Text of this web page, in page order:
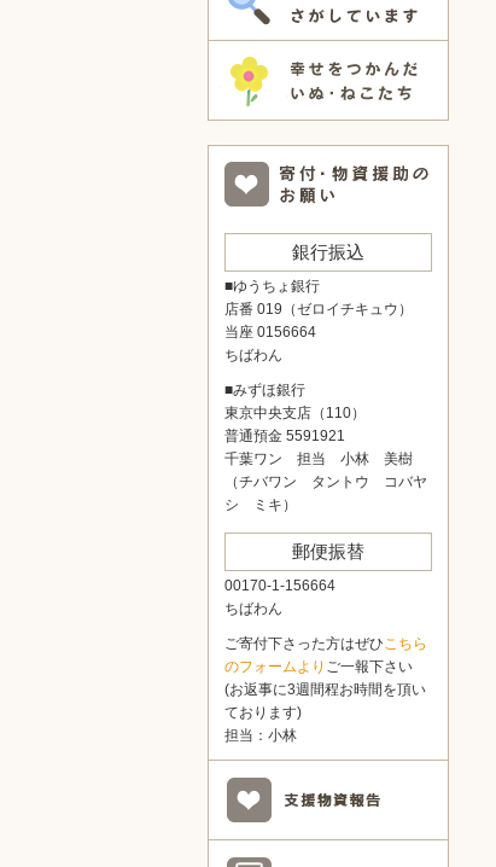
銀行振込
■ゆうちょ銀行
店番 019（ゼロイチキュウ）
当座 0156664
ちばわん
■みずほ銀行
東京中央支店（110）
普通預金 5591921
千葉ワン 担当 小林 美樹
（チバワン タントウ コバヤ
シ ミキ）
郵便振替
00170-1-156664
ちばわん
ご寄付下さった方はぜひこちら
のフォームより ご一報下さい
(お返事に3週間程お時間を頂い
ております)
担当：小林